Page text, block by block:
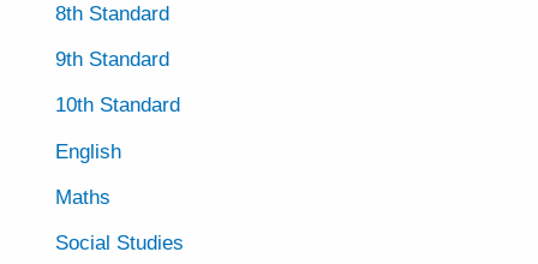
8th Standard
9th Standard
10th Standard
English
Maths
Social Studies